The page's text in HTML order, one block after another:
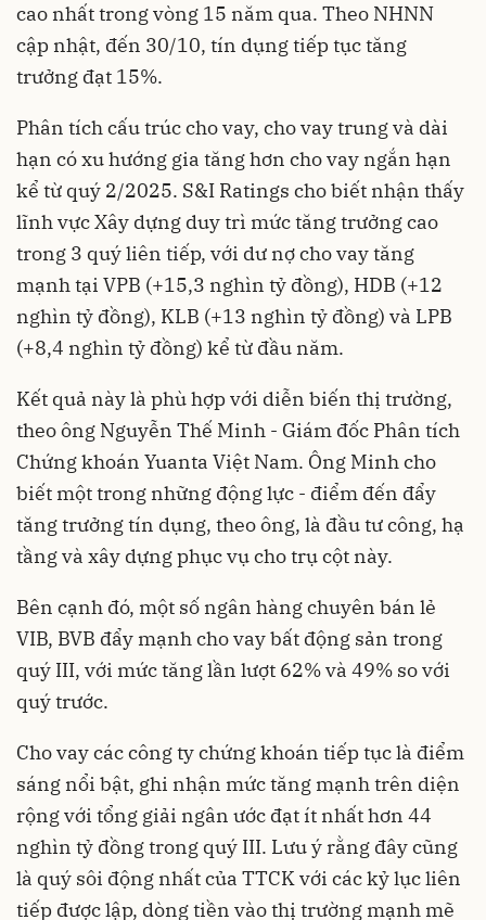
cao nhất trong vòng 15 năm qua. Theo NHNN
cập nhật, đến 30/10, tín dụng tiếp tục tăng
trưởng đạt 15%.
Phân tích cấu trúc cho vay, cho vay trung và dài
hạn có xu hướng gia tăng hơn cho vay ngắn hạn
kể từ quý 2/2025. S&I Ratings cho biết nhận thấy
lĩnh vực Xây dựng duy trì mức tăng trưởng cao
trong 3 quý liên tiếp, với dư nợ cho vay tăng
mạnh tại VPB (+15,3 nghìn tỷ đồng), HDB (+12
nghìn tỷ đồng), KLB (+13 nghìn tỷ đồng) và LPB
(+8,4 nghìn tỷ đồng) kể từ đầu năm.
Kết quả này là phù hợp với diễn biến thị trường,
theo ông Nguyễn Thế Minh - Giám đốc Phân tích
Chứng khoán Yuanta Việt Nam. Ông Minh cho
biết một trong những động lực - điểm đến đẩy
tăng trưởng tín dụng, theo ông, là đầu tư công, hạ
tầng và xây dựng phục vụ cho trụ cột này.
Bên cạnh đó, một số ngân hàng chuyên bán lẻ
VIB, BVB đẩy mạnh cho vay bất động sản trong
quý III, với mức tăng lần lượt 62% và 49% so với
quý trước.
Cho vay các công ty chứng khoán tiếp tục là điểm
sáng nổi bật, ghi nhận mức tăng mạnh trên diện
rộng với tổng giải ngân ước đạt ít nhất hơn 44
nghìn tỷ đồng trong quý III. Lưu ý rằng đây cũng
là quý sôi động nhất của TTCK với các kỷ lục liên
tiếp được lập, dòng tiền vào thị trường mạnh mẽ